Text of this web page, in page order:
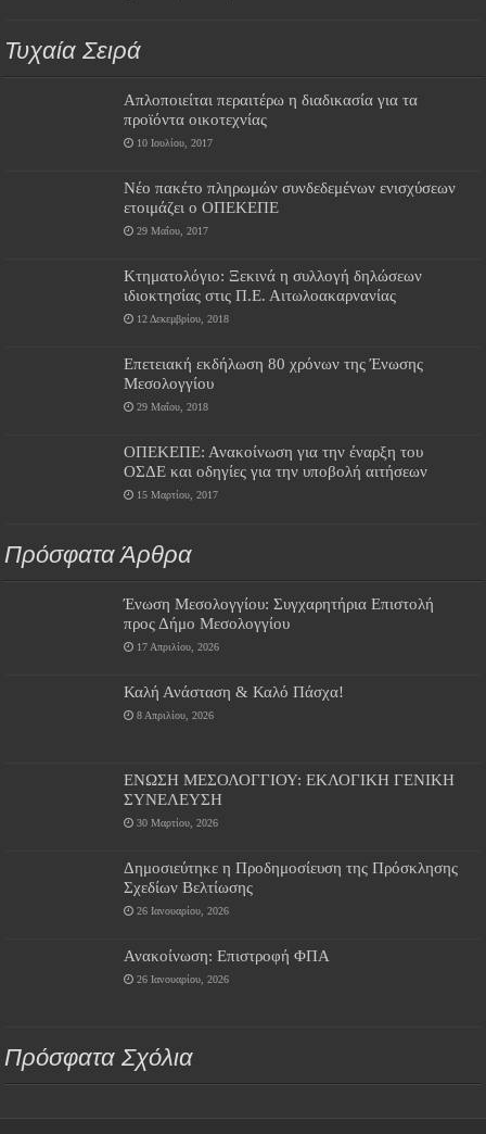
Τυχαία Σειρά
Απλοποιείται περαιτέρω η διαδικασία για τα
προϊόντα οικοτεχνίας
10 Ιουλίου, 2017
Νέο πακέτο πληρωμών συνδεδεμένων ενισχύσεων
ετοιμάζει ο ΟΠΕΚΕΠΕ
29 Μαΐου, 2017
Κτηματολόγιο: Ξεκινά η συλλογή δηλώσεων
ιδιοκτησίας στις Π.Ε. Αιτωλοακαρνανίας
12 Δεκεμβρίου, 2018
Επετειακή εκδήλωση 80 χρόνων της Ένωσης
Μεσολογγίου
29 Μαΐου, 2018
ΟΠΕΚΕΠΕ: Ανακοίνωση για την έναρξη του
ΟΣΔΕ και οδηγίες για την υποβολή αιτήσεων
15 Μαρτίου, 2017
Πρόσφατα Άρθρα
Ένωση Μεσολογγίου: Συγχαρητήρια Επιστολή
προς Δήμο Μεσολογγίου
17 Απριλίου, 2026
Καλή Ανάσταση & Καλό Πάσχα!
8 Απριλίου, 2026
ΕΝΩΣΗ ΜΕΣΟΛΟΓΓΙΟΥ: ΕΚΛΟΓΙΚΗ ΓΕΝΙΚΗ
ΣΥΝΕΛΕΥΣΗ
30 Μαρτίου, 2026
Δημοσιεύτηκε η Προδημοσίευση της Πρόσκλησης
Σχεδίων Βελτίωσης
26 Ιανουαρίου, 2026
Ανακοίνωση: Επιστροφή ΦΠΑ
26 Ιανουαρίου, 2026
Πρόσφατα Σχόλια